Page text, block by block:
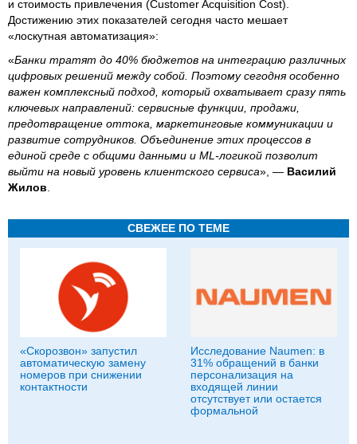
и стоимость привлечения (Customer Acquisition Cost).
Достижению этих показателей сегодня часто мешает
«лоскутная автоматизация»:
«Банки тратят до 40% бюджетов на интеграцию различных
цифровых решений между собой. Поэтому сегодня особенно
важен комплексный подход, который охватывает сразу пять
ключевых направлений: сервисные функции, продажи,
предотвращение оттока, маркетинговые коммуникации и
развитие сотрудников. Объединение этих процессов в
единой среде с общими данными и ML-логикой позволит
выйти на новый уровень клиентского сервиса», — Василий
Жилов
СВЕЖЕЕ ПО ТЕМЕ
«Скорозвон» запустил
автоматическую замену
номеров при снижении
контактности
Исследование Naumen: в
31% обращений в банки
персонализация на
входящей линии
отсутствует или остается
формальной